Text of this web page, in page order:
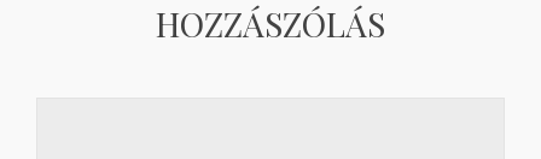
HOZZÁSZÓLÁS